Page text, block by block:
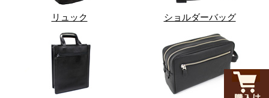
リュック ショルダーバッグ